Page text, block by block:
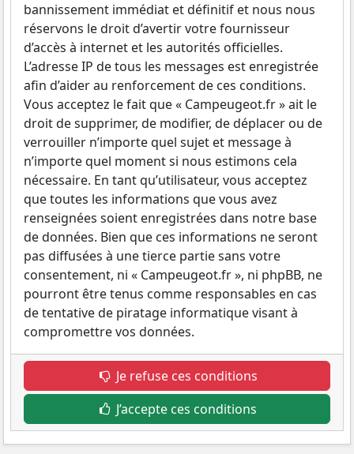
bannissement immédiat et définitif et nous nous
réservons le droit d’avertir votre fournisseur
d’accès à internet et les autorités officielles.
L’adresse IP de tous les messages est enregistrée
afin d’aider au renforcement de ces conditions.
Vous acceptez le fait que « Campeugeot.fr » ait le
droit de supprimer, de modifier, de déplacer ou de
verrouiller n’importe quel sujet et message à
n’importe quel moment si nous estimons cela
nécessaire. En tant qu’utilisateur, vous acceptez
que toutes les informations que vous avez
renseignées soient enregistrées dans notre base
de données. Bien que ces informations ne seront
pas diffusées à une tierce partie sans votre
consentement, ni « Campeugeot.fr », ni phpBB, ne
pourront être tenus comme responsables en cas
de tentative de piratage informatique visant à
compromettre vos données.
Je refuse ces conditions
J’accepte ces conditions